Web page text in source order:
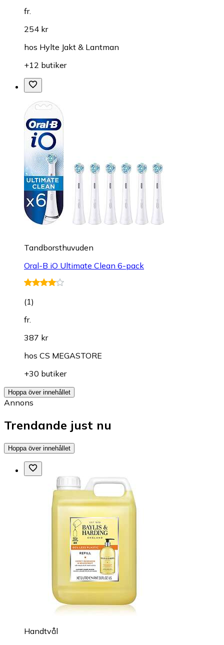
fr.
254 kr
hos Hylte Jakt & Lantman
+12 butiker
Tandborsthuvuden
Oral-B iO Ultimate Clean 6-pack
(1)
fr.
387 kr
hos CS MEGASTORE
+30 butiker
Hoppa över innehållet
Annons
Trendande just nu
Hoppa över innehållet
Handtvål